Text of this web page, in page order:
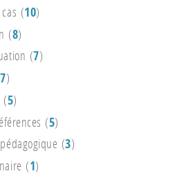
(10)
(8)
(7)
7)
(5)
(5)
(3)
(1)